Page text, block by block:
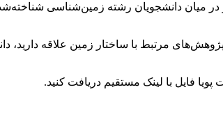
میان دانشجویان رشته زمین‌شناسی